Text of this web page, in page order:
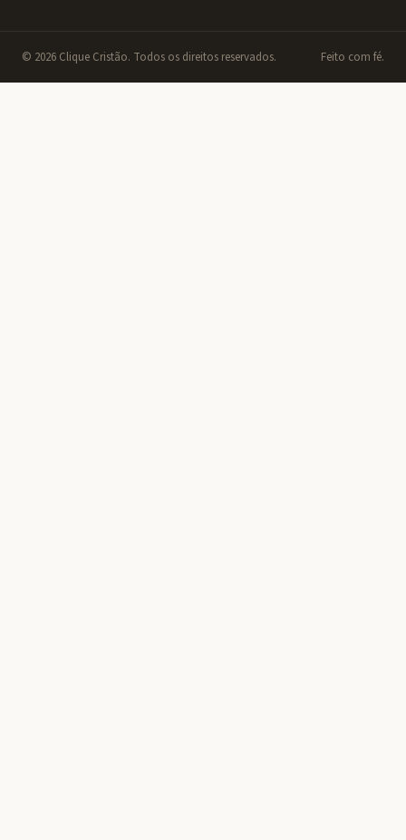
© 2026 Clique Cristão. Todos os direitos reservados. Feito com fé.